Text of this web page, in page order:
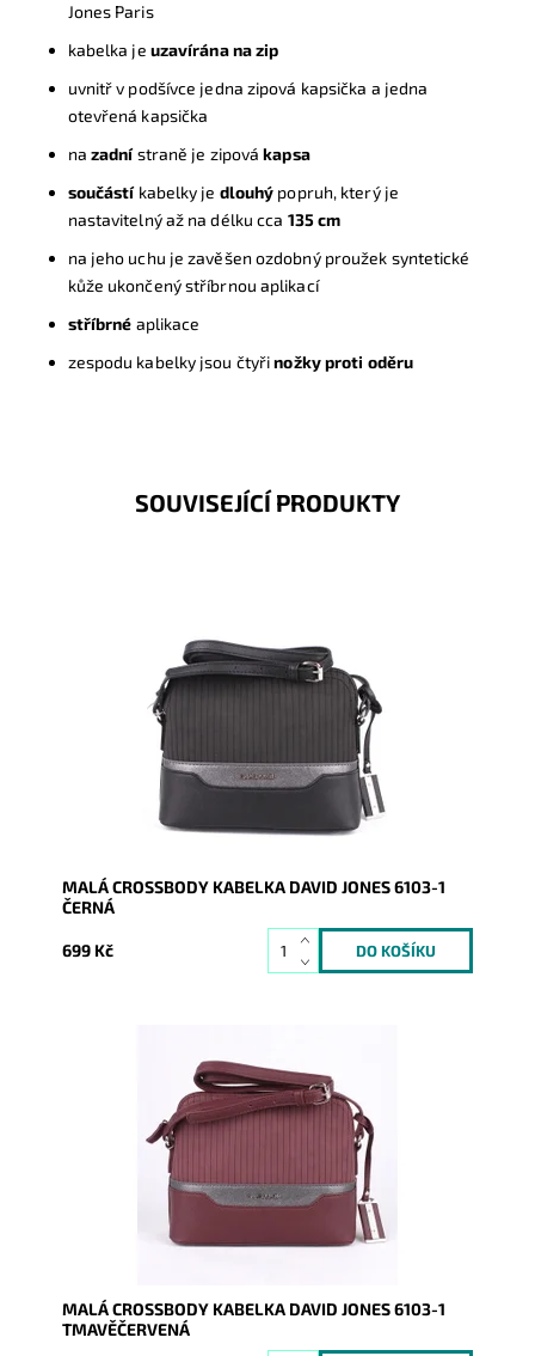
Jones Paris
kabelka je uzavírána na zip
uvnitř v podšívce jedna zipová kapsička a jedna
otevřená kapsička
na zadní straně je zipová kapsa
součástí kabelky je dlouhý popruh, který je
nastavitelný až na délku cca 135 cm
na jeho uchu je zavěšen ozdobný proužek syntetické
kůže ukončený stříbrnou aplikací
stříbrné aplikace
zespodu kabelky jsou čtyřinožky proti oděru
SOUVISEJÍCÍ PRODUKTY
Crossbody kabelka je menších rozměrů, ale v široké
barevné škále. Vejde se do ní vše základní ke
každodenní...
Dostupnost:
David Jones Paris
2 roky
MALÁ CROSSBODY KABELKA DAVID JONES 6103-1
ČERNÁ
699 Kč
Crossbody kabelka je menších rozměrů, ale v široké
barevné škále. Vejde se do ní vše základní ke
Dostupnost:
Skladem
7663
David Jones Paris
2 roky
MALÁ CROSSBODY KABELKA DAVID JONES 6103-1
TMAVĚČERVENÁ